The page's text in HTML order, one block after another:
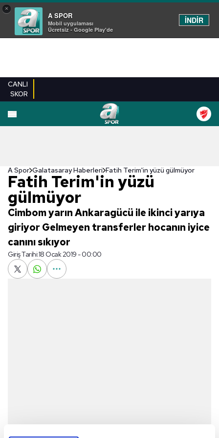
×
A SPOR
Mobil uygulaması
Ücretsiz - Google Play'de
İNDİR
CANLI
SKOR
A Spor Galatasaray Haberleri Fatih Terim'in yüzü gülmüyor
Fatih Terim'in yüzü
gülmüyor
Cimbom yarın Ankaragücü ile ikinci yarıya
giriyor Gelmeyen transferler hocanın iyice
canını sıkıyor
Giriş Tarihi:18 Ocak 2019 - 00:00